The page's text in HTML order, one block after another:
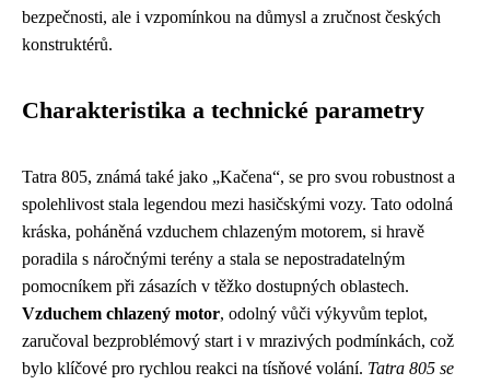
bezpečnosti, ale i vzpomínkou na důmysl a zručnost českých
konstruktérů.
Charakteristika a technické parametry
Tatra 805, známá také jako „Kačena“, se pro svou robustnost a
spolehlivost stala legendou mezi hasičskými vozy. Tato odolná
kráska, poháněná vzduchem chlazeným motorem, si hravě
poradila s náročnými terény a stala se nepostradatelným
pomocníkem při zásazích v těžko dostupných oblastech.
Vzduchem chlazený motor, odolný vůči výkyvům teplot,
zaručoval bezproblémový start i v mrazivých podmínkách, což
bylo klíčové pro rychlou reakci na tísňové volání. Tatra 805 se